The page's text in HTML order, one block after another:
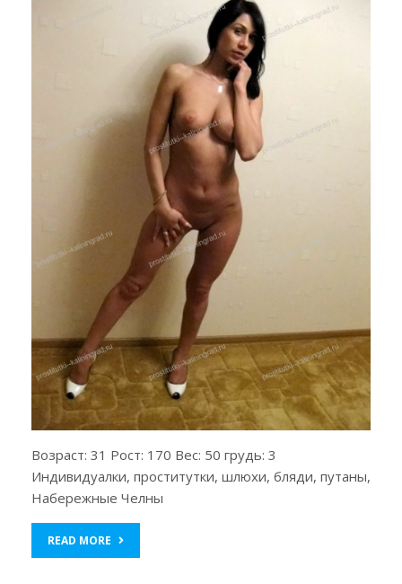
Возраст: 31 Рост: 170 Вес: 50 грудь: 3
Индивидуалки, проститутки, шлюхи, бляди, путаны,
Набережные Челны
READ MORE